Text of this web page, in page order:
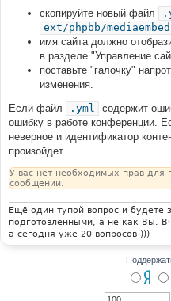
скопируйте новый файл
ext/phpbb/
имя сайта должно
в разделе "Управление
поставьте "галочку"
изменения.
Если файл
.yml
содержит
ошибку в работе конференции.
неверное и идентификатор
произойдет.
У вас нет необходимых прав для
сообщении.
Ещё один тупой вопрос и будете
подготовленными, а не как Вы.
а сегодня уже 20 вопросов )))